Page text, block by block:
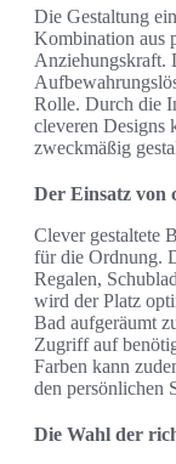
Die Gestaltung
Kombination aus
Anziehungskraft.
Rolle. Durch die
cleveren Designs
zweckmäßig
Der Einsatz von
Clever gestaltete
für die Ordnung.
Regalen,
wird der Platz
Bad aufgeräumt
Zugriff auf
Farben kann
den persönlichen
Die Wahl der